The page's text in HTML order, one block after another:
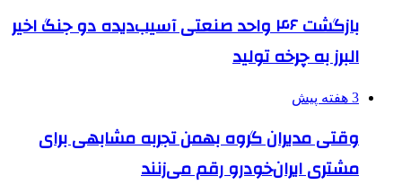
بازگشت ۴۶ واحد صنعتی آسیب‌دیده دو جنگ اخیر
البرز به چرخه تولید
3 هفته پیش
وقتی مدیران گروه بهمن تجربه مشابهی برای
مشتری ایران‌خودرو رقم می‌زنند